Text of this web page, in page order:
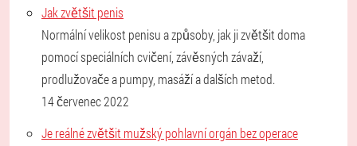
Jak zvětšit penis
Normální velikost penisu a způsoby, jak ji zvětšit doma
pomocí speciálních cvičení, závěsných závaží,
prodlužovače a pumpy, masáží a dalších metod.
14 červenec 2022
Je reálné zvětšit mužský pohlavní orgán bez operace